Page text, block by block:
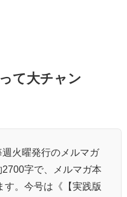
て大チャン
火曜発行のメルマガ
字で、メルマガ本
す。今号は《【実践版